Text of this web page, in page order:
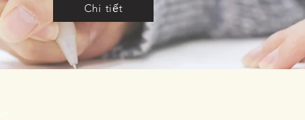
Chi tiết